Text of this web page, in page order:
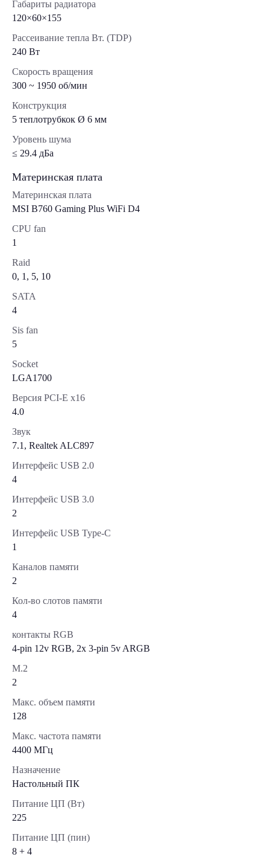
Габариты радиатора
120×60×155
Рассеивание тепла Вт. (TDP)
240 Вт
Скорость вращения
300 ~ 1950 об/мин
Конструкция
5 теплотрубкок Ø 6 мм
Уровень шума
≤ 29.4 дБа
Материнская плата
Материнская плата
MSI B760 Gaming Plus WiFi D4
CPU fan
1
Raid
0, 1, 5, 10
SATA
4
Sis fan
5
Socket
LGA1700
Версия PCI-E x16
4.0
Звук
7.1, Realtek ALC897
Интерфейс USB 2.0
4
Интерфейс USB 3.0
2
Интерфейс USB Type-C
1
Каналов памяти
2
Кол-во слотов памяти
4
контакты RGB
4-pin 12v RGB, 2x 3-pin 5v ARGB
М.2
2
Макс. объем памяти
128
Макс. частота памяти
4400 МГц
Назначение
Настольный ПК
Питание ЦП (Вт)
225
Питание ЦП (пин)
8 + 4